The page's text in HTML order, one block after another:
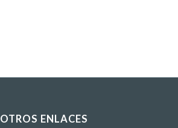
OTROS ENLACES